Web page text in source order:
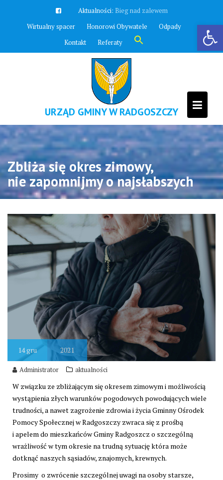
Otwórz pasek narzędzi
Aktualności:Zawyją syreny
Wirtualny spacer
Honorowi Obywatele
Odpady
Kontakt
Referaty Search
for:
Search Button
URZĄD GMINY W RADGOSZCZY
Zbliża się okres zimowy,
nie zapomnijmy o najsłabszych
14gru 2021
Administrator aktualności
W związku ze zbliżającym się okresem zimowym i możliwością
wystąpienia złych warunków pogodowych powodujących wiele
trudności, a nawet zagrożenie zdrowia i życia Gminny Ośrodek
Pomocy Społecznej w Radgoszczy zwraca się z prośbą
i apelem do mieszkańców Gminy Radgoszcz o szczególną
wrażliwość w tym okresie na trudną sytuację która może
dotknąć naszych sąsiadów, znajomych, krewnych.
Prosimy o zwrócenie szczególnej uwagi na osoby starsze,